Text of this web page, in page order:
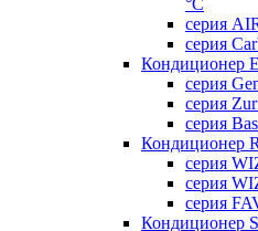
°С
серия
серия
Кондиционер
серия
серия
серия
Кондиционер
серия
серия
серия
Кондиционер